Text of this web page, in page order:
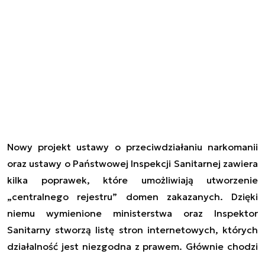
Nowy projekt ustawy o przeciwdziałaniu narkomanii
oraz ustawy o Państwowej Inspekcji Sanitarnej zawiera
kilka poprawek, które umożliwiają utworzenie
„centralnego rejestru” domen zakazanych. Dzięki
niemu wymienione ministerstwa oraz Inspektor
Sanitarny stworzą listę stron internetowych, których
działalność jest niezgodna z prawem. Głównie chodzi